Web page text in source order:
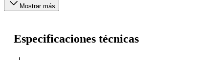
Mostrar más
Especificaciones técnicas